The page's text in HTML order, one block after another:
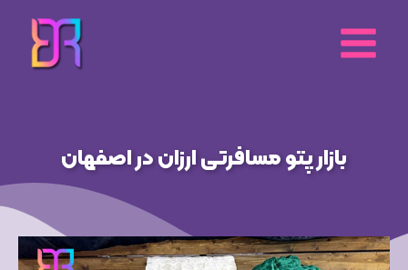
محتوا
بازار پتو مسافرتی ارزان در اصفهان